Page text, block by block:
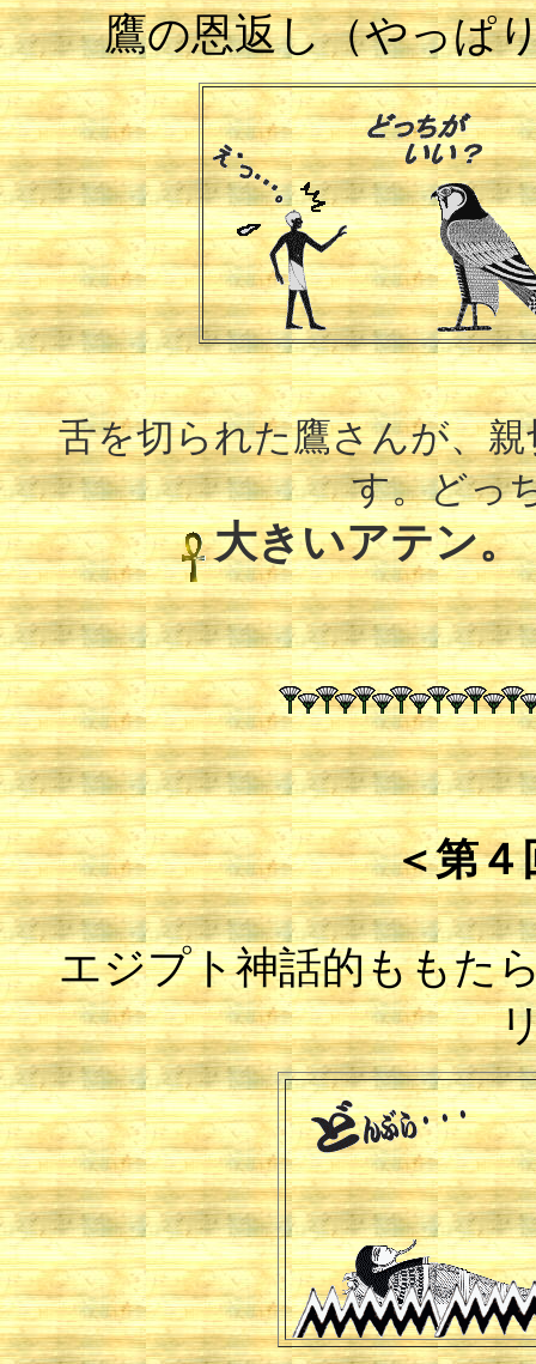
鷹の恩返し（やっぱ
舌を切られた鷹さんが、
す。どっ
大きいアテン
＜第４
エジプト神話的ももた